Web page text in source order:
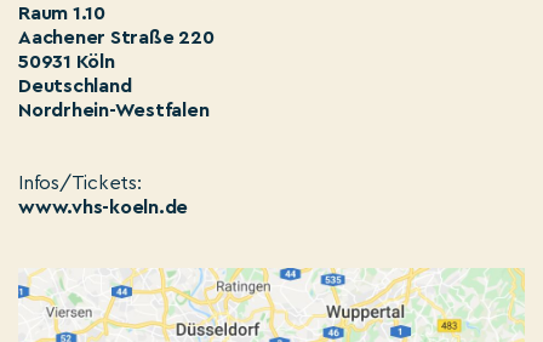
Raum 1.10
Aachener Straße 220
50931 Köln
Deutschland
Nordrhein-Westfalen
Infos/Tickets:
www.vhs-koeln.de